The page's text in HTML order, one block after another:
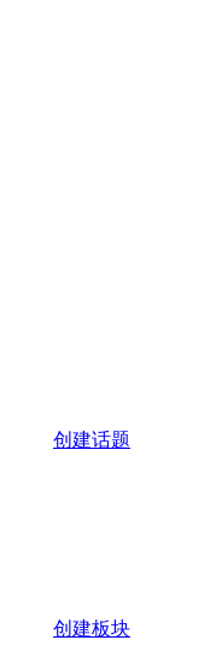
创建话题
创建板块